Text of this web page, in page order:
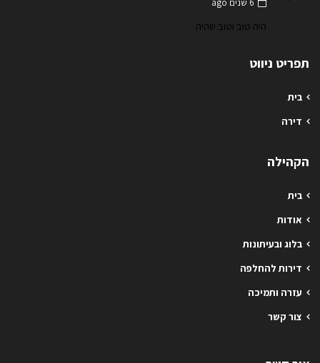
6 שנים ago
היה טוב וטוב שהיה
תפריט ניווט
בית
דירה
הקהילה
בית
אודות
בלוג ובעיתונות
דירות להחלפה
עזרה ותמיכה
צור קשר